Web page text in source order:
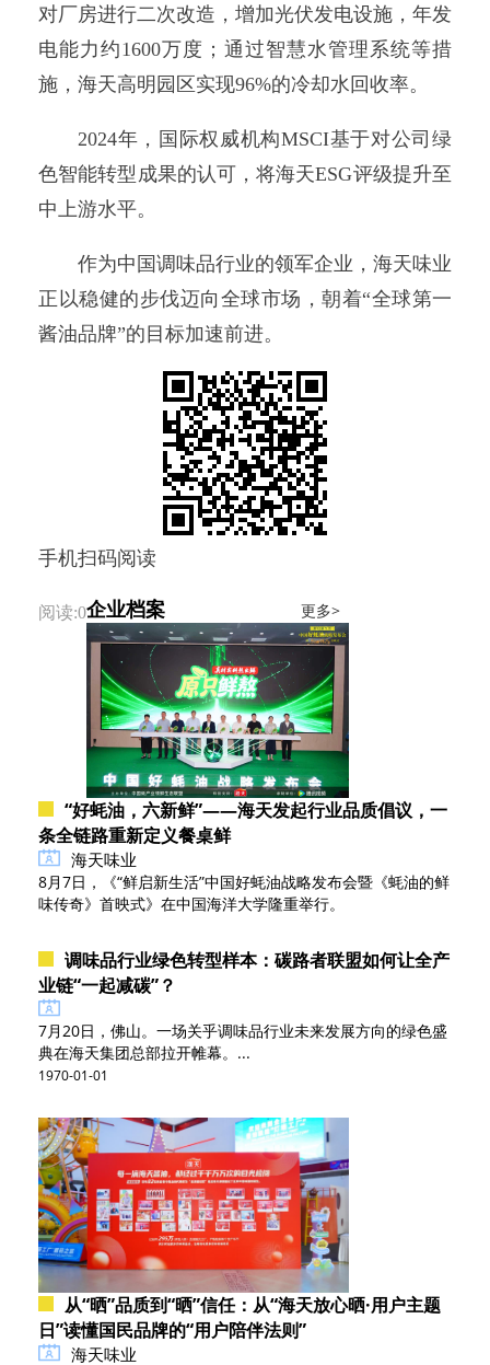
对厂房进行二次改造，增加光伏发电设施，年发
电能力约1600万度；通过智慧水管理系统等措
施，海天高明园区实现96%的冷却水回收率。
2024年，国际权威机构MSCI基于对公司绿
色智能转型成果的认可，将海天ESG评级提升至
中上游水平。
作为中国调味品行业的领军企业，海天味业
正以稳健的步伐迈向全球市场，朝着“全球第一
酱油品牌”的目标加速前进。
手机扫码阅读
阅读:0企业档案 更多>
“好蚝油，六新鲜”——海天发起行业品质倡议，一
条全链路重新定义餐桌鲜
海天味业
8月7日，《“鲜启新生活”中国好蚝油战略发布会暨《蚝油的鲜
味传奇》首映式》在中国海洋大学隆重举行。
调味品行业绿色转型样本：碳路者联盟如何让全产
业链“一起减碳”？
7月20日，佛山。一场关乎调味品行业未来发展方向的绿色盛
典在海天集团总部拉开帷幕。...
1970-01-01
从“晒”品质到“晒”信任：从“海天放心晒·用户主题
日”读懂国民品牌的“用户陪伴法则”
海天味业